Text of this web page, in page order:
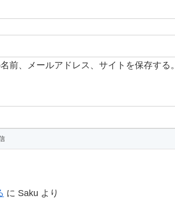
前、メールアドレス、サイトを保存する。
に Saku より